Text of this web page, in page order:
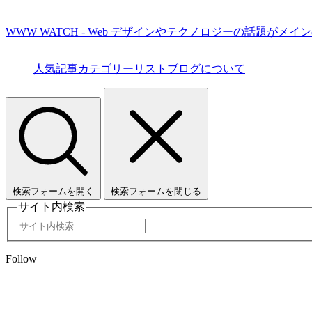
WWW WATCH - Web デザインやテクノロジーの話題がメイ
人気記事カテゴリーリスト ブログについて
検索フォームを開く 検索フォームを閉じる
サイト内検索
Follow